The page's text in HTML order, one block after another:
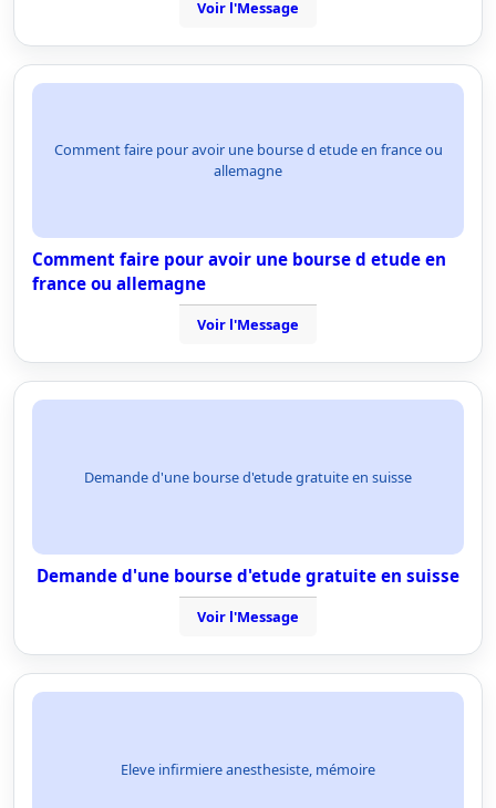
Voir l'Message
Comment faire pour avoir une bourse d etude en france ou
allemagne
Comment faire pour avoir une bourse d etude en
france ou allemagne
Voir l'Message
Demande d'une bourse d'etude gratuite en suisse
Demande d'une bourse d'etude gratuite en suisse
Voir l'Message
Eleve infirmiere anesthesiste, mémoire